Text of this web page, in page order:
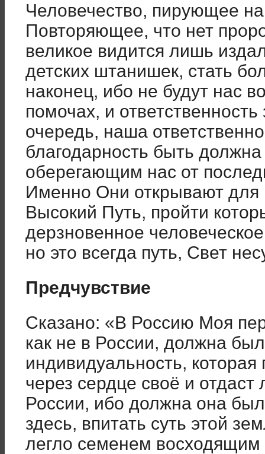
Человечество, пирующее
Повторяющее, что нет
великое видится лишь
детских штанишек, стать
наконец, ибо не будут нас
помочах, и
очередь, наша
благодарность быть
оберегающим нас от
Именно Они открывают для
Высокий Путь, пройти
дерзновенное
но это всегда путь, Свет
Предчувствие
Сказано: «В Россию Моя
как не в России, должна
индивидуальность, которая
через сердце своё и
России, ибо должна она
здесь, впитать суть этой
легло семенем